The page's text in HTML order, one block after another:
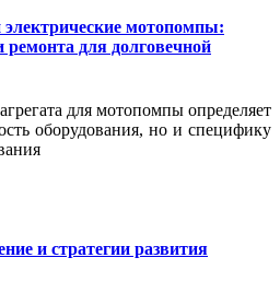
мотопомпы:
для долговечной
для мотопомпы определяет
оборудования, но и специфику
и стратегии развития